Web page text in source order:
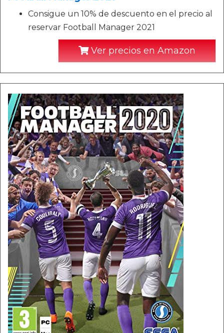
Consigue un 10% de descuento en el precio al
reservar Football Manager 2021
Ver precios en Amazon